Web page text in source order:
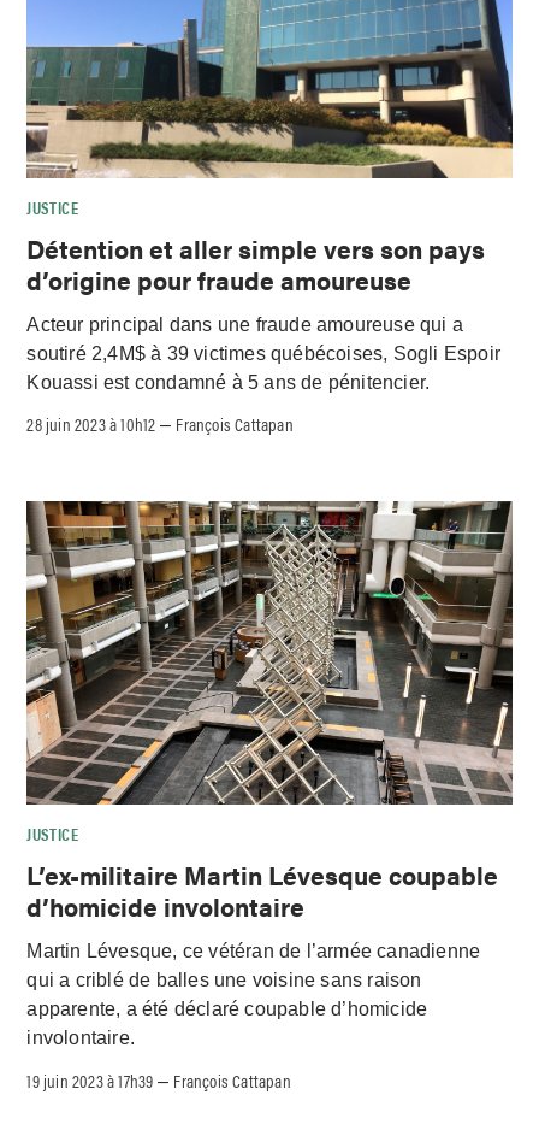
JUSTICE
Détention et aller simple vers son pays
d’origine pour fraude amoureuse
Acteur principal dans une fraude amoureuse qui a
soutiré 2,4M$ à 39 victimes québécoises, Sogli Espoir
Kouassi est condamné à 5 ans de pénitencier.
28 juin 2023 à 10h12 – François Cattapan
JUSTICE
L’ex-militaire Martin Lévesque coupable
d’homicide involontaire
Martin Lévesque, ce vétéran de l’armée canadienne
qui a criblé de balles une voisine sans raison
apparente, a été déclaré coupable d’homicide
involontaire.
19 juin 2023 à 17h39 – François Cattapan